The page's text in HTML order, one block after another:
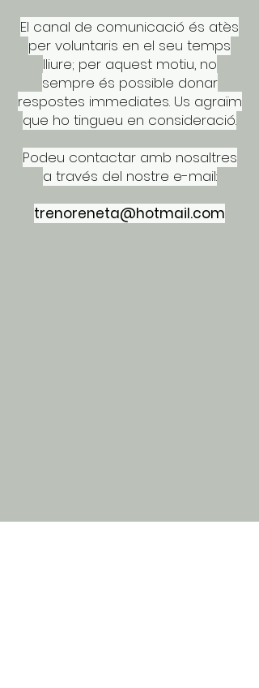
El canal de comunicació és atès
per voluntaris en el seu temps
lliure; per aquest motiu, no
sempre és possible donar
respostes immediates. Us agraïm
que ho tingueu en consideració.
Podeu contactar amb nosaltres
a través del nostre e-mail:
trenoreneta@hotmail.com